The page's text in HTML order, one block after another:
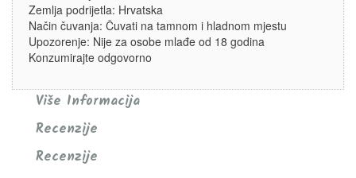
Zemlja podrijetla: Hrvatska
Način čuvanja: Čuvati na tamnom i hladnom mjestu
Upozorenje: Nije za osobe mlađe od 18 godina
Konzumirajte odgovorno
Više Informacija
Recenzije
Recenzije